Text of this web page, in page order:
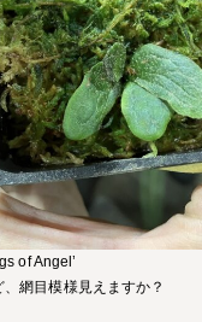
of Angel’
網目模様見えますか？